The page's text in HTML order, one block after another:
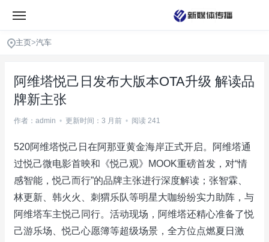
主页>汽车
阿维塔悦己日发布大版本OTA升级 解读品
牌新主张
作者：admin • 更新时间：3 月前 • 阅读 241
520阿维塔悦己日在阿那亚黄金海岸正式开启。阿维塔通
过悦己微电影首映和《悦己观》MOOK重磅首发，对“情
感智能，悦己而行”的品牌主张进行深度解读；张智霖、
林更新、韩火火、刺猬乐队等明星大咖纷纷实力助阵，与
阿维塔车主悦己同行。活动现场，阿维塔还精心准备了悦
己游乐场、悦己心愿簿等超级场景，全方位点燃夏日激